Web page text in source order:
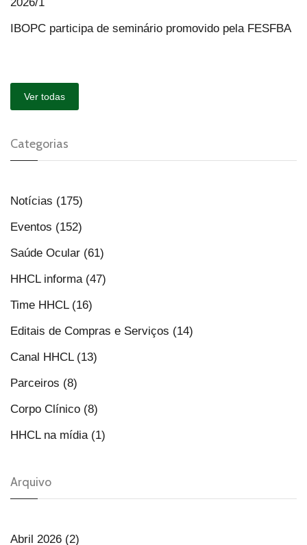
IBOPC participa de seminário promovido pela FESFBA
Ver todas
Categorias
Notícias (175)
Eventos (152)
Saúde Ocular (61)
HHCL informa (47)
Time HHCL (16)
Editais de Compras e Serviços (14)
Canal HHCL (13)
Parceiros (8)
Corpo Clínico (8)
HHCL na mídia (1)
Arquivo
Abril 2026 (2)